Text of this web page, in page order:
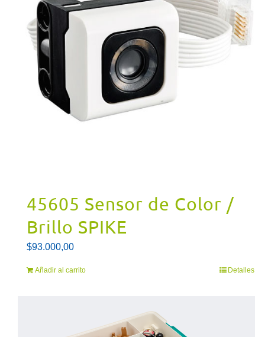
45605 Sensor de Color /
Brillo SPIKE
$93.000,00
Añadir al carrito Detalles